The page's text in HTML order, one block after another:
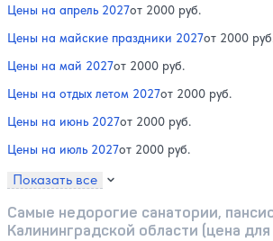
Цены на апрель 2027от 2000 руб.
Цены на майские праздники 2027от 2000
Цены на май 2027от 2000 руб.
Цены на отдых летом 2027от 2000 руб.
Цены на июнь 2027от 2000 руб.
Цены на июль 2027от 2000 руб.
Показать все
Самые недорогие санатории,
Калининградской области (цена